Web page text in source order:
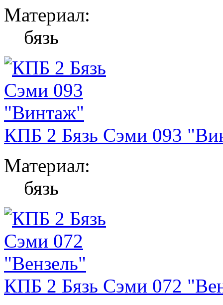
Материал:
бязь
КПБ 2 Бязь Сэми 093
Материал:
бязь
КПБ 2 Бязь Сэми 072